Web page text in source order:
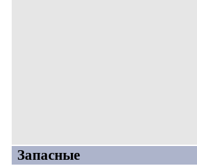
Запасные